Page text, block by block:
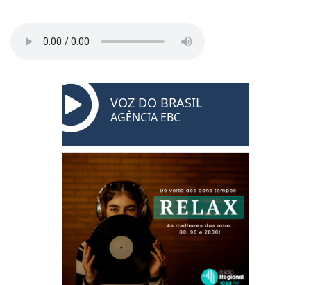
VOZ DO BRASIL
AGÊNCIA EBC